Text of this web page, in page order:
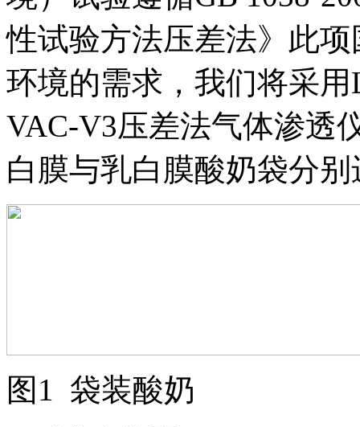
性试验方法压差法》此
环境的需求，我们将采
VAC-V3压差法气体渗透
白膜与乳白膜酸奶袋分
图1 袋装酸奶